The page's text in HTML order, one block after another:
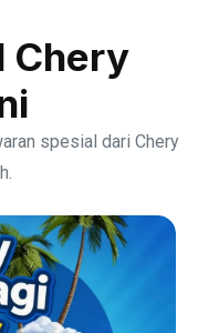
Chery
spesial dari Chery